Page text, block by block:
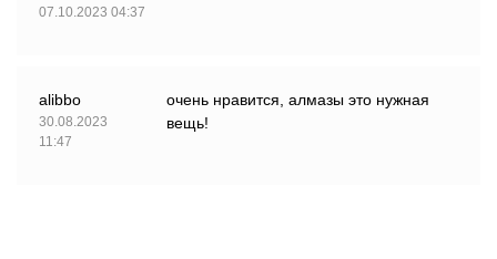
07.10.2023 04:37
alibbо
30.08.2023
11:47
очень нравится, алмазы это нужная
вещь!